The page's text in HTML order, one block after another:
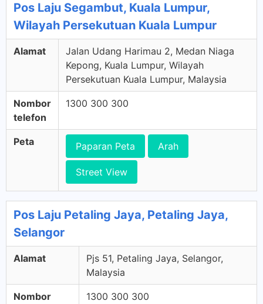
Pos Laju Segambut, Kuala Lumpur,
Wilayah Persekutuan Kuala Lumpur
Alamat
Jalan Udang Harimau 2, Medan Niaga
Kepong, Kuala Lumpur, Wilayah
Persekutuan Kuala Lumpur, Malaysia
Nombor
telefon
1300 300 300
Peta Paparan Peta Arah
Street View
Pos Laju Petaling Jaya, Petaling Jaya,
Selangor
Alamat
Pjs 51, Petaling Jaya, Selangor,
Malaysia
Nombor
1300 300 300